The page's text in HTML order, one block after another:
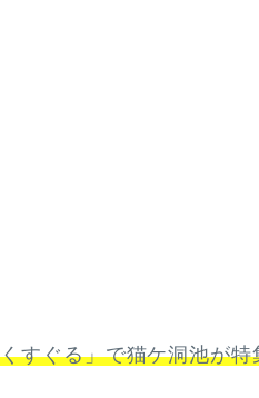
すぐる」で猫ケ洞池が特